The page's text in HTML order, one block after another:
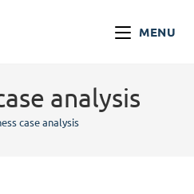
MENU
analysis
case analysis